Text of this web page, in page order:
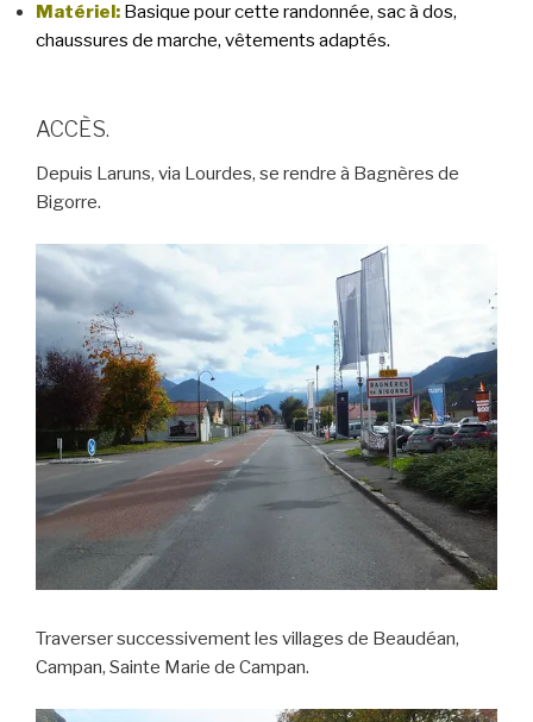
Matériel: Basique pour cette randonnée, sac à dos,
chaussures de marche, vêtements adaptés.
ACCÈS.
Depuis Laruns, via Lourdes, se rendre à Bagnères de
Bigorre.
Traverser successivement les villages de Beaudéan,
Campan, Sainte Marie de Campan.